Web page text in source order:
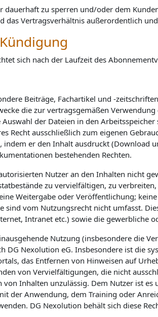
dauerhaft zu sperren und/oder dem
das Vertragsverhältnis außerordentlich
sich nach der Laufzeit des
Beiträge, Fachartikel und -
die zur vertragsgemäßen
der Dateien in den
Recht ausschließlich zum eigenen
er den Inhalt ausdruckt (Download
bestehenden Rechten.
Nutzer an den Inhalten nicht
zu vervielfältigen, zu
Weitergabe oder Veröffentlichung;
sind vom Nutzungsrecht nicht umfasst.
Intranet etc.) sowie die
Nutzung (insbesondere die
DG Nexolution eG. Insbesondere ist die
das Entfernen von Hinweisen auf
von Vervielfältigungen, die nicht
Inhalten unzulässig. Dem Nutzer ist
der Anwendung, dem Training oder
DG Nexolution behält sich diese